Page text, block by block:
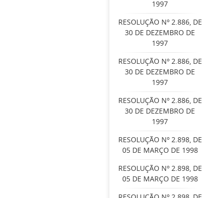
1997
RESOLUÇÃO Nº 2.886, DE
30 DE DEZEMBRO DE
1997
RESOLUÇÃO Nº 2.886, DE
30 DE DEZEMBRO DE
1997
RESOLUÇÃO Nº 2.886, DE
30 DE DEZEMBRO DE
1997
RESOLUÇÃO Nº 2.898, DE
05 DE MARÇO DE 1998
RESOLUÇÃO Nº 2.898, DE
05 DE MARÇO DE 1998